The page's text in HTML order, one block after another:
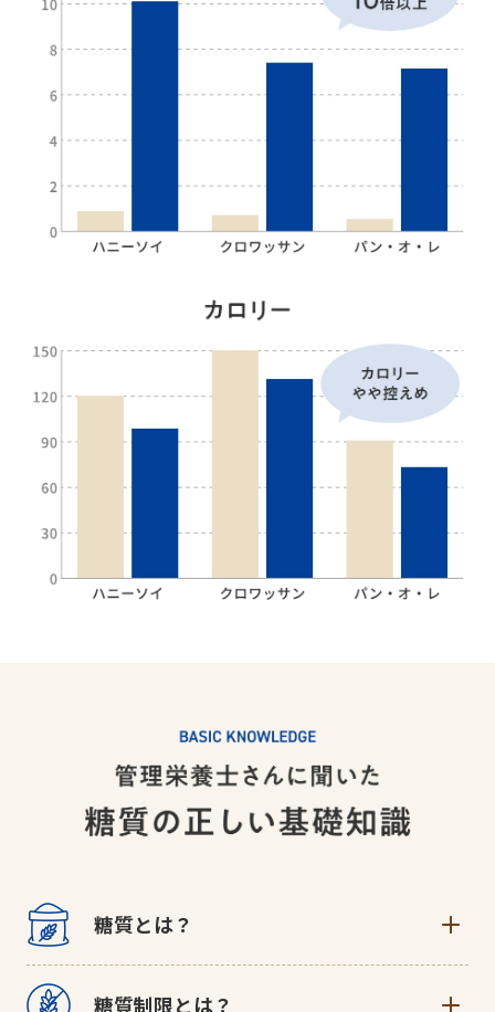
糖質とは？
糖質とは、体内で吸収され、活動するためのエネルギー源とな
糖質制限とは？